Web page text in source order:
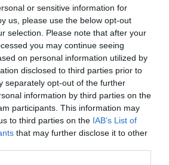
or sensitive information for
us, please use the below opt-out
selection. Please note that after your
you may continue seeing
on personal information utilized by
disclosed to third parties prior to
separately opt-out of the further
information by third parties on the
participants. This information may
to third parties on the IAB’s List of
that may further disclose it to other
suncu, naročito bez odgovarajuće
nošenje šešira, kačketa ili drugih
kada se boravi napolju tokom
uključuju: